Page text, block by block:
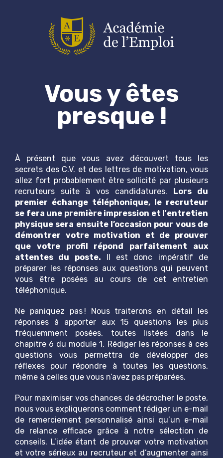
Vous y êtes
presque !
À présent que vous avez découvert tous les
secrets des C.V. et des lettres de motivation, vous
allez fort probablement être sollicité par plusieurs
recruteurs suite à vos candidatures. Lors du
premier échange téléphonique, le recruteur
se fera une première impression et l'entretien
physique sera ensuite l’occasion pour vous de
démontrer votre motivation et de prouver
que votre profil répond parfaitement aux
attentes du poste. Il est donc impératif de
préparer les réponses aux questions qui peuvent
vous être posées au cours de cet entretien
téléphonique.
Ne paniquez pas ! Nous traiterons en détail les
réponses à apporter aux 15 questions les plus
fréquemment posées, toutes listées dans le
chapitre 6 du module 1. Rédiger les réponses à ces
questions vous permettra de développer des
réflexes pour répondre à toutes les questions,
même à celles que vous n’avez pas préparées.
Pour maximiser vos chances de décrocher le poste,
nous vous expliquerons comment rédiger un e-mail
de remerciement personnalisé ainsi qu’un e-mail
de relance efficace grâce à notre sélection de
conseils. L’idée étant de prouver votre motivation
et votre sérieux au recruteur et d’augmenter ainsi